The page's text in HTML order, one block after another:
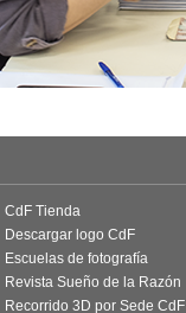
CdF Tienda
Descargar logo CdF
Escuelas de fotografía
Revista Sueño de la Razón
Recorrido 3D por Sede CdF